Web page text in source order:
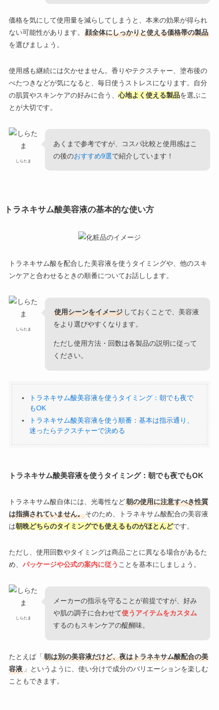
価格を気にして使用量を減らしてしまうと、本来の効果が得られ
ない可能性があります。
顔全体にしっかりと使える価格帯の製品
を選びましょう。
使用感も継続には欠かせません。香りやテクスチャー、塗布後の
べたつきなどが気になると、毎日使うストレスになります。自分
の肌質やスキンケアの好みに合う、 心地よく使える製品を選ぶこ
とが大切です。
しらたま
あくまで参考ですが、コスパ比較と使用感はこ
の後のおすすめ9選で紹介しています！
トラネキサム酸美容液の基本的な使い方
トラネキサム酸を配合した美容液を使うタイミングや、他のスキ
ンケアと合わせるときの順番についてお話しします。
しらたま
使用シーンをイメージ しておくことで、美容液
をより選びやすくなります。
ただし使用方法・回数は各製品の説明に従って
ください。
トラネキサム酸美容液を使うタイミング：朝でも夜で
もOK
トラネキサム酸美容液を使う順番：基本は指示通り、
迷ったらテクスチャーで決める
トラネキサム酸美容液を使うタイミング：朝でも夜でもOK
トラネキサム酸自体には、光毒性など朝の使用に注意すべき性質
は指摘されていません。そのため、トラネキサム酸配合の美容液
は朝晩どちらのタイミングでも使えるものがほとんどです。
ただし、使用回数やタイミングは商品ごとに異なる場合があるた
め、 パッケージや公式の案内に従う ことを基本にしましょう。
しらたま
メーカーの指示を守ることが前提ですが、好み
や肌の調子に合わせて使うアイテムをカスタム
するのもスキンケアの醍醐味。
たとえば「 朝は別の美容液だけど、夜はトラネキサム酸配合の美
容液」というように、使い分けで成分のバリエーションを楽しむ
こともできます。